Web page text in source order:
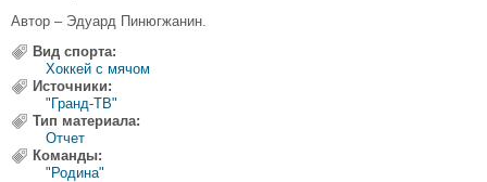
Автор – Эдуард Пинюгжанин.
Вид спорта:
Хоккей с мячом
Источники:
"Гранд-ТВ"
Тип материала:
Отчет
Команды:
"Родина"